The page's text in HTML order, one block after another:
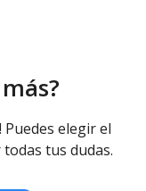
Puedes elegir el
tus dudas.